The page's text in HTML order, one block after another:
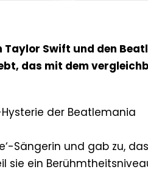
Taylor Swift und den
das mit dem
der Beatlemania
Sängerin und gab zu,
sie ein